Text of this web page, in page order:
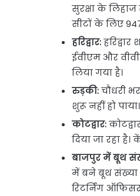
सुरक्षा के
सीटों के लिए
हरिद्वार:
ईवीएम और
लिया गया है।
रुड़की:चौधरी
शुरू नहीं हो
कोटद्वार:
दिया जा रहा
बाजपुर में बूथ
में बने बूथ संख्या
रिटर्निंग